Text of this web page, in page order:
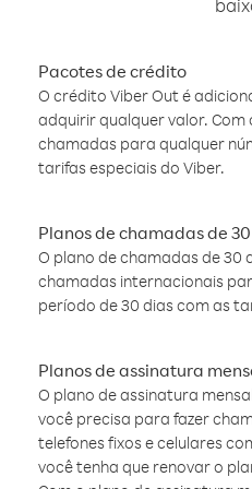
Pacotes de crédito
O crédito Viber Out é
adquirir qualquer valor. Com
chamadas para qualquer
tarifas especiais do Viber.
Planos de chamadas de
O plano de chamadas de 30
chamadas internacionais
período de 30 dias com as
Planos de assinatura
O plano de assinatura
você precisa para fazer
telefones fixos e celulares
você tenha que renovar o